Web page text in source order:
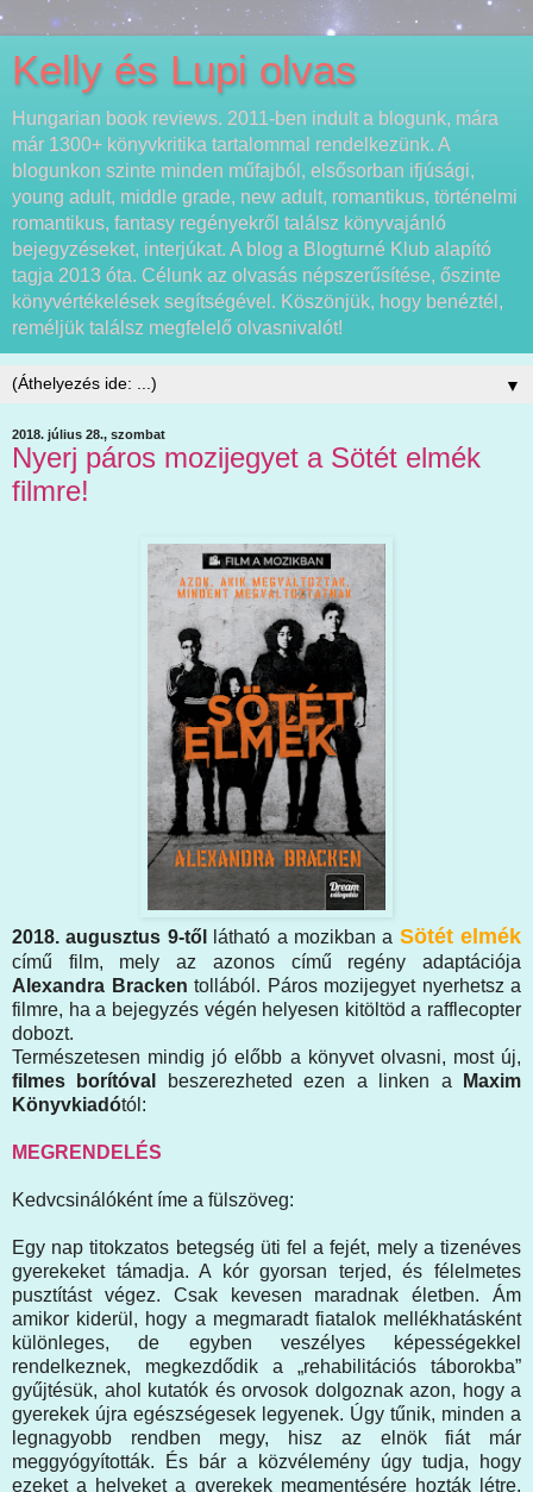
Kelly és Lupi olvas
Hungarian book reviews. 2011-ben indult a blogunk, mára
már 1300+ könyvkritika tartalommal rendelkezünk. A
blogunkon szinte minden műfajból, elsősorban ifjúsági,
young adult, middle grade, new adult, romantikus, történelmi
romantikus, fantasy regényekről találsz könyvajánló
bejegyzéseket, interjúkat. A blog a Blogturné Klub alapító
tagja 2013 óta. Célunk az olvasás népszerűsítése, őszinte
könyvértékelések segítségével. Köszönjük, hogy benéztél,
reméljük találsz megfelelő olvasnivalót!
▼
2018. július 28., szombat
Nyerj páros mozijegyet a Sötét elmék
filmre!
2018. augusztus 9-től látható a mozikban a Sötét elmék
című film, mely az azonos című regény adaptációja
Alexandra Bracken tollából. Páros mozijegyet nyerhetsz a
filmre, ha a bejegyzés végén helyesen kitöltöd a rafflecopter
dobozt.
Természetesen mindig jó előbb a könyvet olvasni, most új,
filmes borítóval
beszerezheted ezen a linken a
Maxim
Könyvkiadótól:
MEGRENDELÉS
Kedvcsinálóként íme a fülszöveg:
Egy nap titokzatos betegség üti fel a fejét, mely a tizenéves
gyerekeket támadja. A kór gyorsan terjed, és félelmetes
pusztítást végez. Csak kevesen maradnak életben. Ám
amikor kiderül, hogy a megmaradt fiatalok mellékhatásként
különleges, de egyben veszélyes képességekkel
rendelkeznek, megkezdődik a „rehabilitációs táborokba”
gyűjtésük, ahol kutatók és orvosok dolgoznak azon, hogy a
gyerekek újra egészségesek legyenek. Úgy tűnik, minden a
legnagyobb rendben megy, hisz az elnök fiát már
meggyógyították. És bár a közvélemény úgy tudja, hogy
ezeket a helyeket a gyerekek megmentésére hozták létre,